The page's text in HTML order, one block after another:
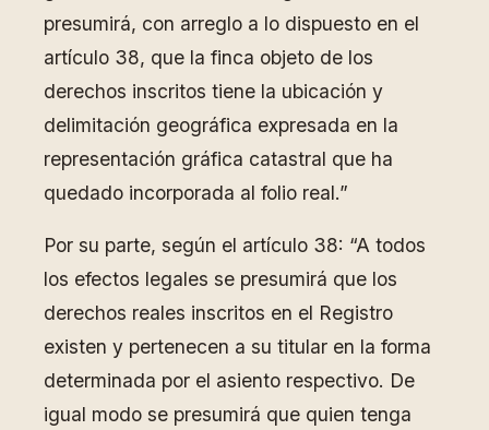
presumirá, con arreglo a lo dispuesto en el
artículo 38, que la finca objeto de los
derechos inscritos tiene la ubicación y
delimitación geográfica expresada en la
representación gráfica catastral que ha
quedado incorporada al folio real.”
Por su parte, según el artículo 38: “A todos
los efectos legales se presumirá que los
derechos reales inscritos en el Registro
existen y pertenecen a su titular en la forma
determinada por el asiento respectivo. De
igual modo se presumirá que quien tenga